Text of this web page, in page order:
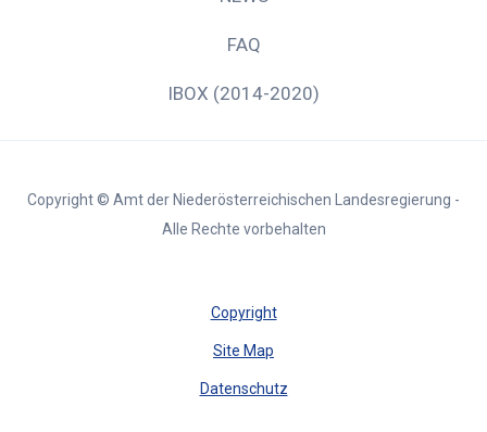
FAQ
IBOX (2014-2020)
Copyright © Amt der Niederösterreichischen Landesregierung -
Alle Rechte vorbehalten
Copyright
Site Map
Datenschutz